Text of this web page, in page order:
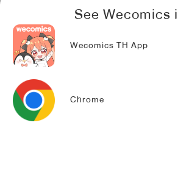
See Wecomics
Wecomics TH App
Chrome
หน้ากากซุป